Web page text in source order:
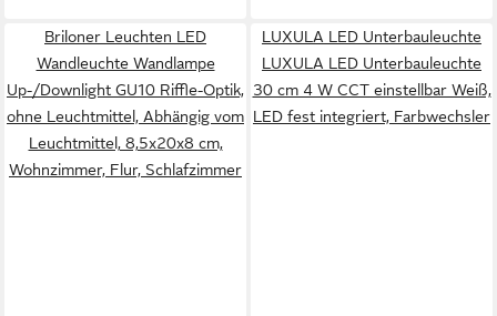
Briloner Leuchten LED
Wandleuchte Wandlampe
Up-/Downlight GU10 Riffle-Optik,
ohne Leuchtmittel, Abhängig vom
Leuchtmittel, 8,5x20x8 cm,
Wohnzimmer, Flur, Schlafzimmer
LUXULA LED Unterbauleuchte
LUXULA LED Unterbauleuchte
30 cm 4 W CCT einstellbar Weiß,
LED fest integriert, Farbwechsler